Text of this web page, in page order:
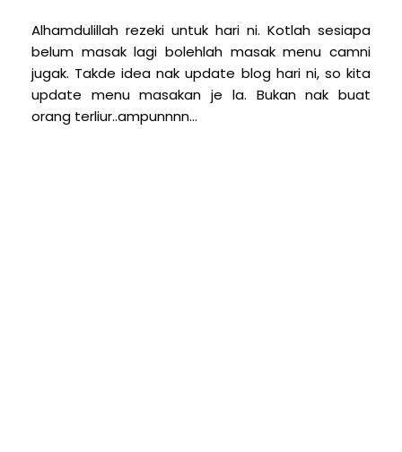
Alhamdulillah rezeki untuk hari ni. Kotlah sesiapa
belum masak lagi bolehlah masak menu camni
jugak. Takde idea nak update blog hari ni, so kita
update menu masakan je la. Bukan nak buat
orang terliur..ampunnnn...